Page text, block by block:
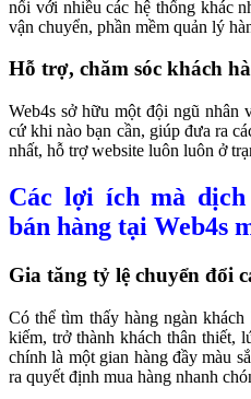
nối với nhiều các hệ thống khác
vận chuyển, phần mềm quản lý
Hỗ trợ, chăm sóc khách
Web4s sở hữu một đội ngũ nhân
cứ khi nào bạn cần, giúp đưa ra
nhất, hỗ trợ website luôn luôn ở
Các lợi ích mà
bán hàng tại Web4s
Gia tăng tỷ lệ chuyển đổi
Có thể tìm thấy hàng ngàn
kiếm, trở thành khách thân thiết,
chính là một gian hàng đầy màu
ra quyết định mua hàng nhanh